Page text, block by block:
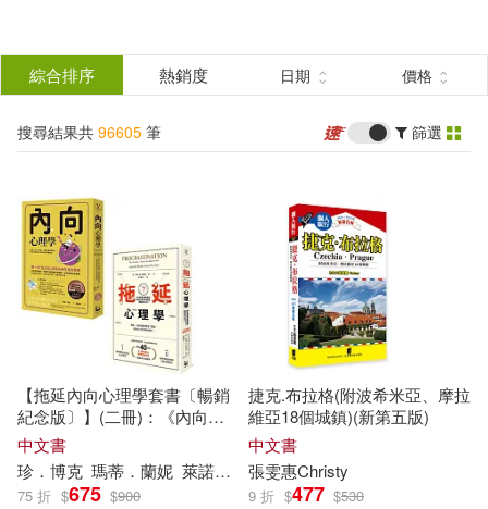
結
分類 (單選)
所有商品(96605)
圖書(42106) 影音(12127)
雜誌(5169) 售票網(2)
美妝(1536)
家居生活(2967) 美食(2173)
3C(3136) 家電(1273)
展開
(可複選)
張泉(272)
阿嘉莎．克莉絲蒂(187)
綜合排序 熱銷度 日期 價格
搜尋結果共 96605 筆 篩選
【拖延內向心理學套書〔暢銷
紀念版〕】(二冊)：《內向心
理學》、《拖延心理學》
中文書
珍． 博克 瑪蒂．蘭妮 萊諾拉．袁 楊秀君 洪慧芳
75 折 $675 $900
捷克.布拉格(附波希米亞、摩拉
維亞18個城鎮)(新第五版)
中文書
張雯惠Christy
9 折 $477 $530